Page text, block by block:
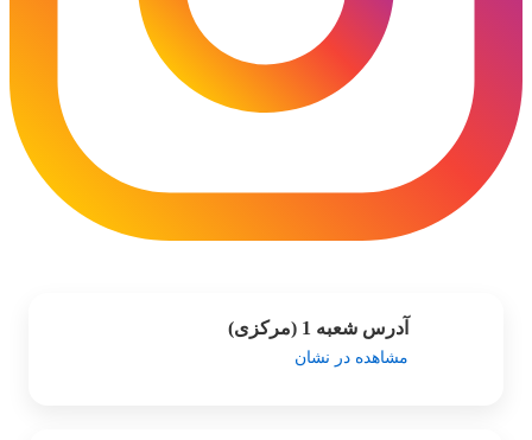
آدرس شعبه 1 (مرکزی)
مشاهده در نشان